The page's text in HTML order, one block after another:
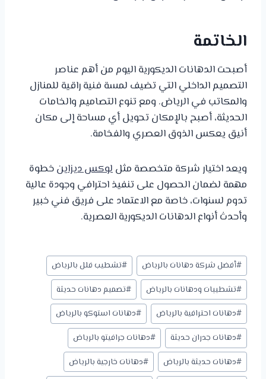
الخاتمة
أصبحت الدهانات الديكورية اليوم من أهم عناصر
التصميم الداخلي التي تضيف لمسة فنية راقية للمنازل
والمكاتب في الرياض. ومع تنوع التصاميم والخامات
الحديثة، أصبح بالإمكان تحويل أي مساحة إلى مكان
أنيق يعكس الذوق العصري والفخامة.
ويعد اختيار شركة متخصصة مثللوكس ديزاينخطوة
مهمة لضمان الحصول على تنفيذ احترافي وجودة عالية
تدوم لسنوات، خاصة مع الاعتماد على فريق فني خبير
وأحدث أنواع الدهانات الديكورية العصرية.
وسوم
المقال:
#أفضل شركة دهانات بالرياض #تشطيب فلل بالرياض
#تشطيبات ودهانات بالرياض #تصميم دهانات حديثة
#دهانات احترافية بالرياض #دهانات استوكو بالرياض
#دهانات جدران حديثة #دهانات جرافيتو بالرياض
#دهانات حديثة بالرياض #دهانات خارجية بالرياض